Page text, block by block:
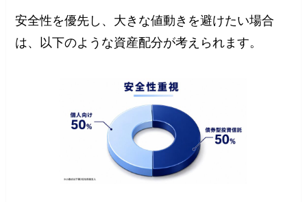
安全性を優先し、大きな値動きを避けたい場合
は、以下のような資産配分が考えられます。